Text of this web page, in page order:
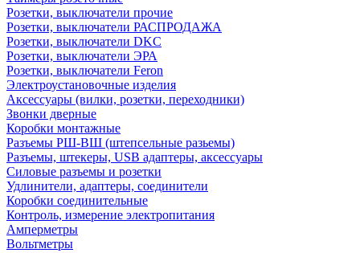
Розетки, выключатели прочие
Розетки, выключатели РАСПРОДАЖА
Розетки, выключатели DKC
Розетки, выключатели ЭРА
Розетки, выключатели Feron
Электроустановочные изделия
Аксессуары (вилки, розетки, переходники)
Звонки дверные
Коробки монтажные
Разъемы РШ-ВШ (штепсельные разьемы)
Разъемы, штекеры, USB адаптеры, аксессуары
Силовые разъемы и розетки
Удлинители, адаптеры, соединители
Коробки соединительные
Контроль, измерение электропитания
Амперметры
Вольтметры